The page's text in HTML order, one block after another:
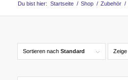
Du bist hier: Startseite / Shop / Zubehör /
Sortieren nach Standard Zeige